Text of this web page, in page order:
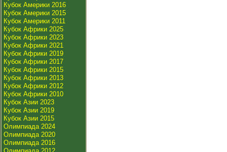
Кубок Америки 2016
Кубок Америки 2015
Кубок Америки 2011
Кубок Африки 2025
Кубок Африки 2023
Кубок Африки 2021
Кубок Африки 2019
Кубок Африки 2017
Кубок Африки 2015
Кубок Африки 2013
Кубок Африки 2012
Кубок Африки 2010
Кубок Азии 2023
Кубок Азии 2019
Кубок Азии 2015
Олимпиада 2024
Олимпиада 2020
Олимпиада 2016